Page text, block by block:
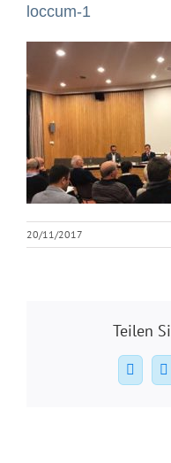
loccum-1
20/11/2017
Teilen
X